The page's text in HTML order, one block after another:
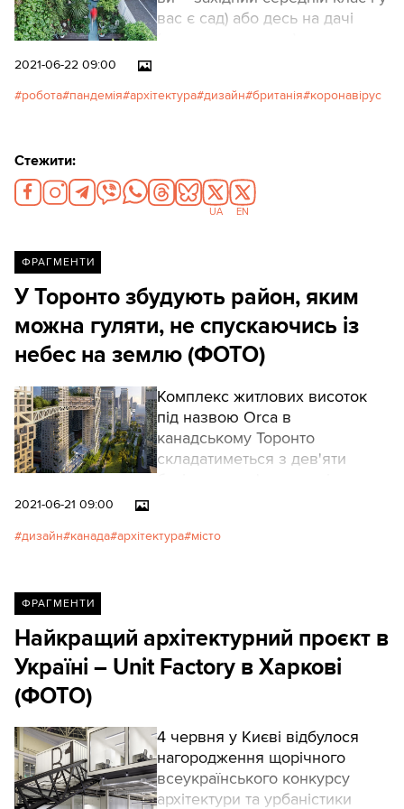
вас є сад) або десь на дачі
2021-06-22 09:00
робота пандемія архітектура дизайн британія коронавірус
Стежити:
UA EN
ФРАГМЕНТИ
У Торонто збудують район, яким
можна гуляти, не спускаючись із
небес на землю (ФОТО)
Комплекс житлових висоток
під назвою Orca в
канадському Торонто
складатиметься з дев'яти
2021-06-21 09:00
дизайн канада архітектура місто
ФРАГМЕНТИ
Найкращий архітектурний проєкт в
Україні – Unit Factory в Харкові
(ФОТО)
4 червня у Києві відбулося
нагородження щорічного
всеукраїнського конкурсу
архітектури та урбаністики